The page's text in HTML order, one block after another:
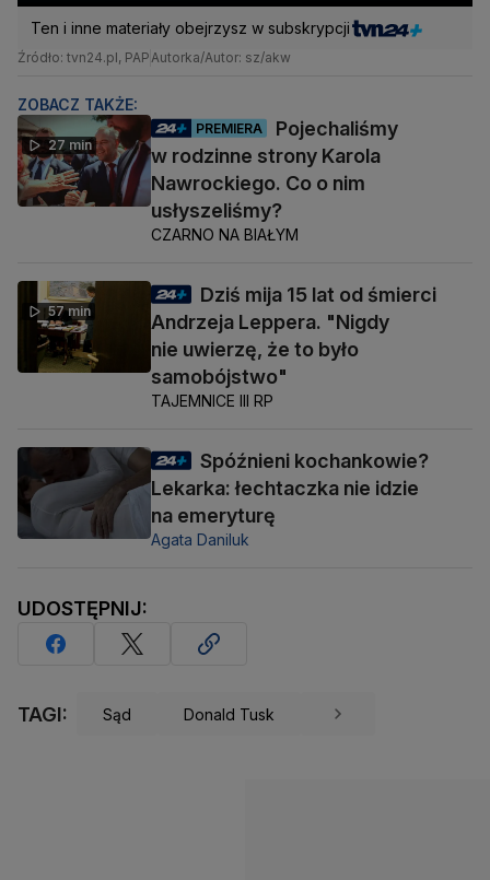
Ten i inne materiały obejrzysz w subskrypcji
Źródło: tvn24.pl, PAPAutorka/Autor: sz/akw
ZOBACZ TAKŻE:
27 min
PREMIERA
Pojechaliśmy
w rodzinne strony Karola
Nawrockiego. Co o nim
usłyszeliśmy?
CZARNO NA BIAŁYM
57 min
Dziś mija 15 lat od śmierci
Andrzeja Leppera. "Nigdy
nie uwierzę, że to było
samobójstwo"
TAJEMNICE III RP
Spóźnieni kochankowie?
Lekarka: łechtaczka nie idzie
na emeryturę
Agata Daniluk
UDOSTĘPNIJ:
TAGI: Sąd Donald Tusk